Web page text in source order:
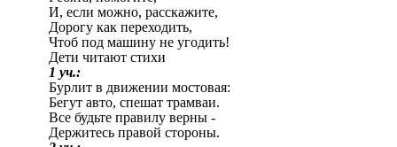
И, если можно, расскажите,
Дорогу как переходить,
Чтоб под машину не угодить!
Дети читают стихи
1 уч.:
Бурлит в движении мостовая:
Бегут авто, спешат трамваи.
Все будьте правилу верны -
Держитесь правой стороны.